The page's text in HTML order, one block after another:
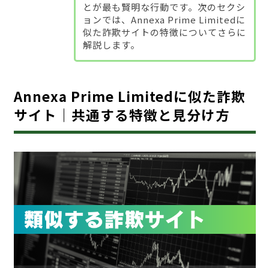
とが最も賢明な行動です。次のセクシ
ョンでは、Annexa Prime Limitedに
似た詐欺サイトの特徴についてさらに
解説します。
Annexa Prime Limitedに似た詐欺
サイト｜共通する特徴と見分け方